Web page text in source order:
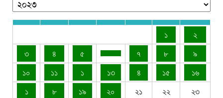
১
২
৩
৪ ৫ ৭ ৮
৯
১০
১১ ১ ১৩ ৪ ১৫
১৬
১
৮ ১৯ ২০ ২১ ২২
২৩